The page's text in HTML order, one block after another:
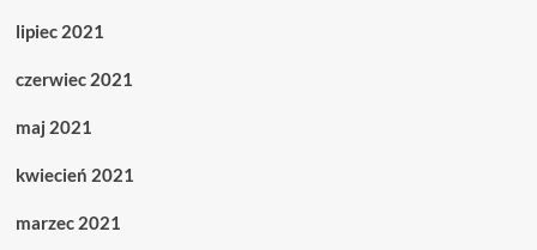
lipiec 2021
czerwiec 2021
maj 2021
kwiecień 2021
marzec 2021